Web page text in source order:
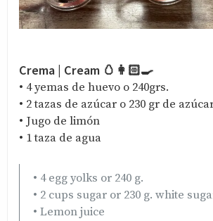
Crema | Cream 🥚👩🏻‍🍳
• 4 yemas de huevo o 240grs.
• 2 tazas de azúcar o 230 gr de
• Jugo de limón
• 1 taza de agua
• 4 egg yolks or 240 g.
• 2 cups sugar or 230 g. white
• Lemon juice